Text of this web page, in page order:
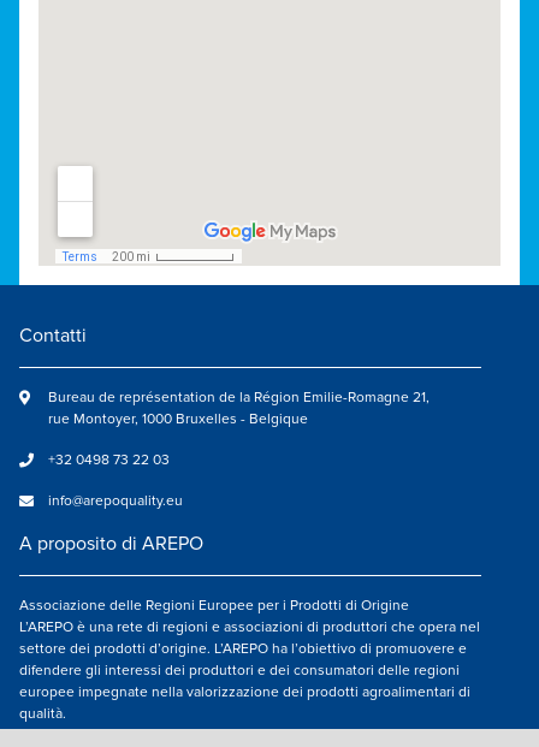
Contatti
Bureau de représentation de la Région Emilie-Romagne 21,
rue Montoyer, 1000 Bruxelles - Belgique
+32 0498 73 22 03
info@arepoquality.eu
A proposito di AREPO
Associazione delle Regioni Europee per i Prodotti di Origine
L’AREPO è una rete di regioni e associazioni di produttori che opera nel
settore dei prodotti d’origine. L’AREPO ha l’obiettivo di promuovere e
difendere gli interessi dei produttori e dei consumatori delle regioni
europee impegnate nella valorizzazione dei prodotti agroalimentari di
qualità.